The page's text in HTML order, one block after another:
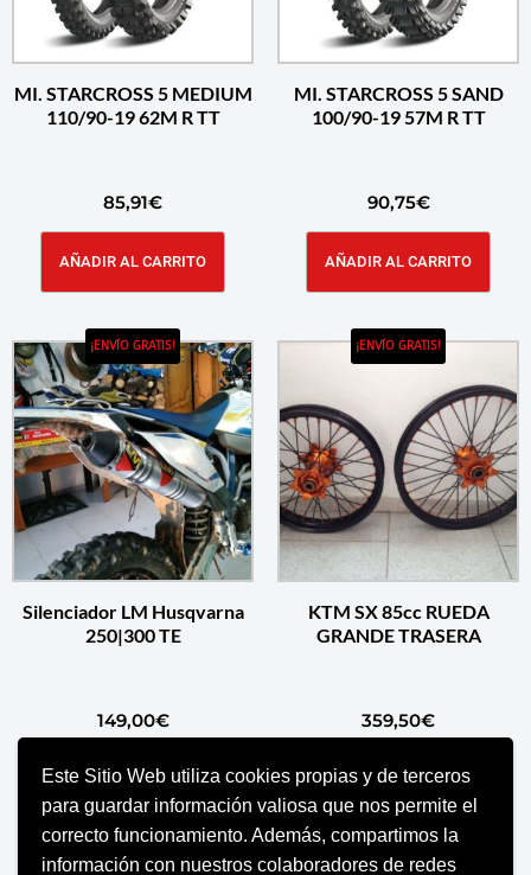
Este Sitio Web utiliza cookies propias y de terceros
para guardar información valiosa que nos permite el
correcto funcionamiento. Además, compartimos la
información con nuestros colaboradores de redes
MI. STARCROSS 5 MEDIUM
110/90-19 62M R TT
85,91€
AÑADIR AL CARRITO
MI. STARCROSS 5 SAND
100/90-19 57M R TT
90,75€
AÑADIR AL CARRITO
¡ENVÍO GRATIS!
Silenciador LM Husqvarna
250|300 TE
149,00€
SELECCIONAR OPCIONES
¡ENVÍO GRATIS!
KTM SX 85cc RUEDA
GRANDE TRASERA
359,50€
SELECCIONAR OPCIONES